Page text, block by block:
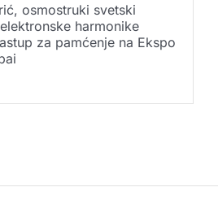
osmostruki svetski
harmonike
za pamćenje na Ekspo